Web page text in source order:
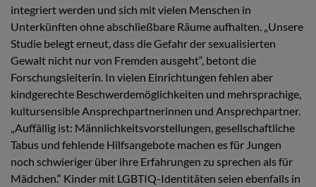
integriert werden und sich mit vielen Menschen in
Unterkünften ohne abschließbare Räume aufhalten. „Unsere
Studie belegt erneut, dass die Gefahr der sexualisierten
Gewalt nicht nur von Fremden ausgeht“, betont die
Forschungsleiterin. In vielen Einrichtungen fehlen aber
kindgerechte Beschwerdemöglichkeiten und mehrsprachige,
kultursensible Ansprechpartnerinnen und Ansprechpartner.
„Auffällig ist: Männlichkeitsvorstellungen, gesellschaftliche
Tabus und fehlende Hilfsangebote machen es für Jungen
noch schwieriger über ihre Erfahrungen zu sprechen als für
Mädchen.“ Kinder mit LGBTIQ-Identitäten seien ebenfalls in